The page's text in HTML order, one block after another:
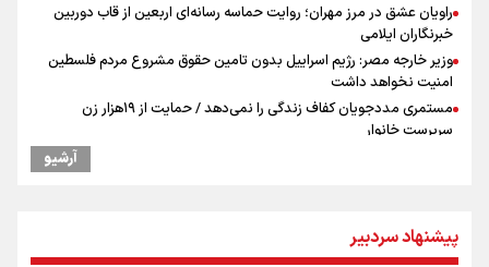
راویان عشق در مرز مهران؛ روایت حماسه‌ رسانه‌ای اربعین از قاب دوربین
خبرنگاران ایلامی
وزیر خارجه مصر: رژیم اسراییل بدون تامین حقوق مشروع مردم فلسطین
امنیت نخواهد داشت
مستمری مددجویان کفاف زندگی را نمی‌دهد / حمایت از ۱۹هزار زن‌
سرپرست خانوار
نشست وزیران خارجه مصر، ترکیه، پاکستان و عربستان با محوریت تحولات
ندارد
ارائه بیش از ۲ میلیون خدمات بهداشتی-درمانی به زائران اربعین
آرشیو
پیشنهاد سردبیر